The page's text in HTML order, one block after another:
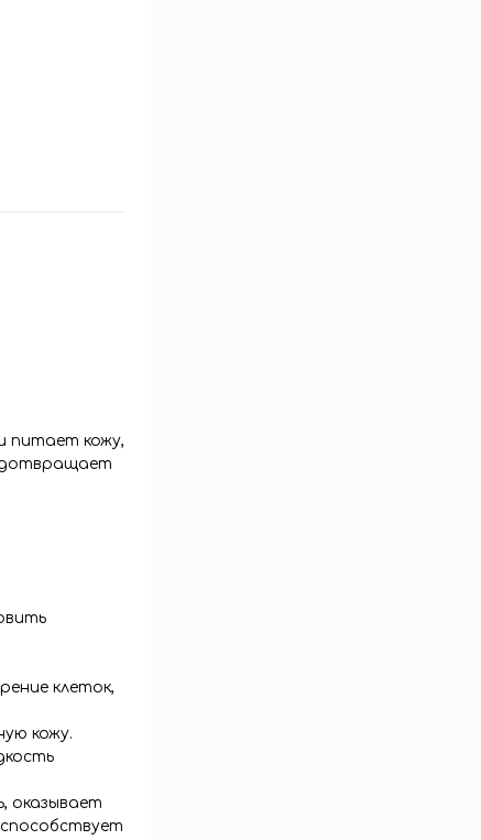
питает кожу,
клеток,
кожу.
оказывает